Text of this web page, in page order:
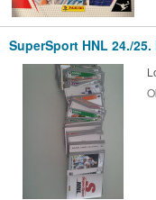
SuperSport HNL 24./